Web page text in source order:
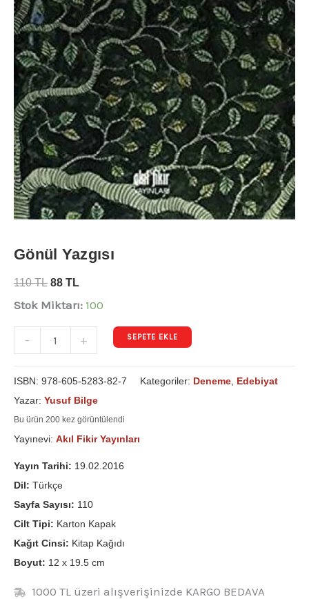
Gönül Yazgısı
110TL 88 TL
Stok Miktarı: 100
- + SEPETE EKLE
ISBN: 978-605-5283-82-7 Kategoriler: Deneme Edebiyat
Yazar: Yusuf Bilge
Bu ürün 200 kez görüntülendi
Yayınevi: Akıl Fikir Yayınları
Yayın Tarihi: 19.02.2016
Dil: Türkçe
Sayfa Sayısı: 110
Cilt Tipi: Karton Kapak
Kağıt Cinsi: Kitap Kağıdı
Boyut: 12 x 19.5 cm
1000 TL üzeri alışverişinizde KARGO BEDAVA